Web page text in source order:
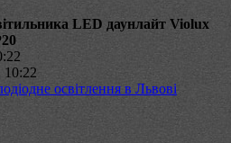
LED даунлайт Violux
10:22
освітлення в Львові